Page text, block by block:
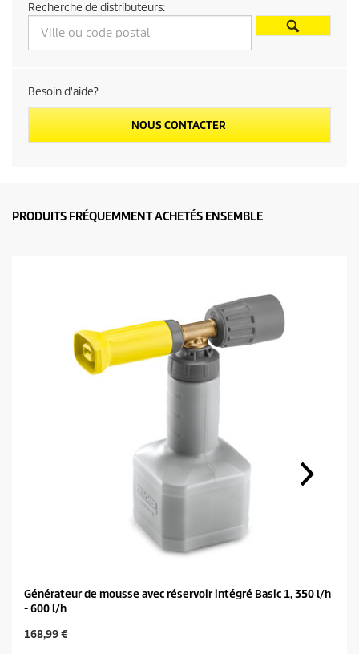
c
e
Recherche de distributeurs:
Besoin d'aide?
NOUS CONTACTER
PRODUITS FRÉQUEMMENT ACHETÉS ENSEMBLE
Générateur de mousse avec réservoir intégré Basic 1, 350 l/h
- 600 l/h
C
168,99 €